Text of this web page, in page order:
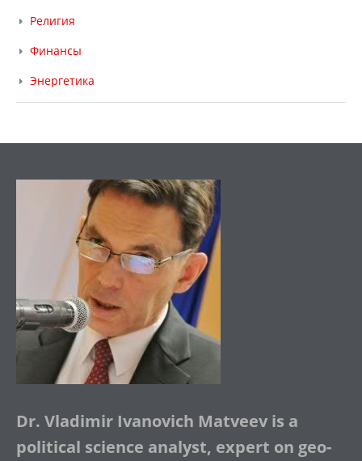
Религия
Финансы
Энергетика
Dr. Vladimir Ivanovich Matveev is a
political science analyst, expert on geo-